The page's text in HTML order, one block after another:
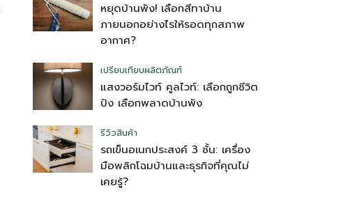
หยุดบ้านพัง! เลือกสีทาบ้าน
ภายนอกอย่างไรให้รอดทุกสภาพ
อากาศ?
เปรียบเทียบผลิตภัณฑ์
แสงวอร์มไวท์ คูลไวท์: เลือกถูกชีวิต
ปัง เลือกพลาดบ้านพัง
รีวิวสินค้า
รถเข็นอเนกประสงค์ 3 ชั้น: เครื่อง
มือพลิกโฉมบ้านและธุรกิจที่คุณไม่
เคยรู้?